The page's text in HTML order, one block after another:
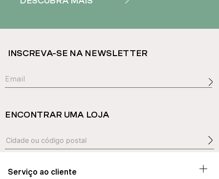
INSCREVA-SE NA NEWSLETTER
ENCONTRAR UMA LOJA
Serviço ao cliente